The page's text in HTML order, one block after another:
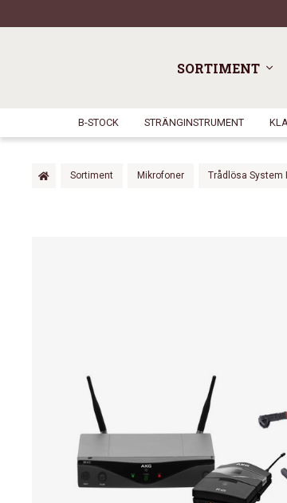
SORTIMENT
B-STOCK STRÄNGINSTRUMENT
Sortiment Mikrofoner Trådlösa System